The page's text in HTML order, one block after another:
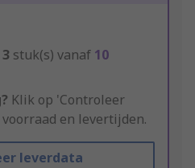
3 stuk(s) vanaf 10
Klik op 'Controleer
en levertijden.
leverdata